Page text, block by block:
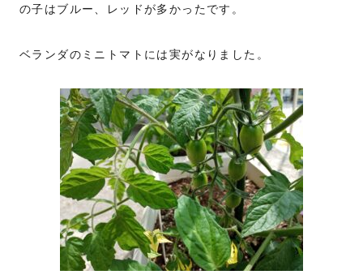
の子はブルー、レッドが多かったです。
ベランダのミニトマトには実がなりました。